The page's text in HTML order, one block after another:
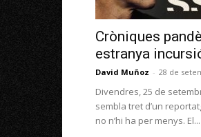
Cròniques
estranya
David Muñoz - 28 de
Divendres, 25 de
sembla tret d’un
no n’hi ha per menys. El...